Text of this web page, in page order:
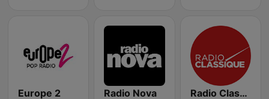
Europe 2 Radio Nova Radio Classique